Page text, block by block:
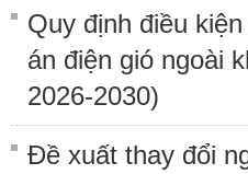
Quy định điều
án điện gió ngoài
2026-2030)
Đề xuất thay đổi